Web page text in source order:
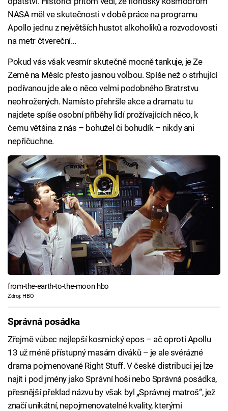
NASA měl ve skutečnosti v době práce na programu
Apollo jednu z největších hustot alkoholiků a rozvodovosti
na metr čtvereční…
Pokud vás však vesmír skutečně mocně tankuje, je Ze
Země na Měsíc přesto jasnou volbou. Spíše než o strhující
podívanou jde ale o něco velmi podobného Bratrstvu
neohrožených. Namísto přehršle akce a dramatu tu
najdete spíše osobní příběhy lidí prožívajících něco, k
čemu většina z nás – bohužel či bohudík – nikdy ani
nepřičuchne.
from-the-earth-to-the-moon hbo
Zdroj: HBO
Správná posádka
Zřejmě vůbec nejlepší kosmický epos – ač oproti Apollu
13 už méně přístupný masám diváků – je ale svérázné
drama pojmenované Right Stuff. V české distribuci jej lze
najít i pod jmény jako Správní hoši nebo Správná posádka,
přesnější překlad názvu by však byl „Správnej matroš“, jež
značí unikátní, nepojmenovatelné kvality, kterými